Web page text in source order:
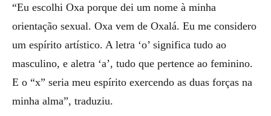
“Eu escolhi Oxa porque dei um nome à minha
orientação sexual. Oxa vem de Oxalá. Eu me considero
um espírito artístico. A letra ‘o’ significa tudo ao
masculino, e aletra ‘a’, tudo que pertence ao feminino.
E o “x” seria meu espírito exercendo as duas forças na
minha alma”, traduziu.